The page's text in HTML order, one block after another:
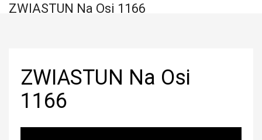
ZWIASTUN Na Osi 1166
ZWIASTUN Na Osi
1166